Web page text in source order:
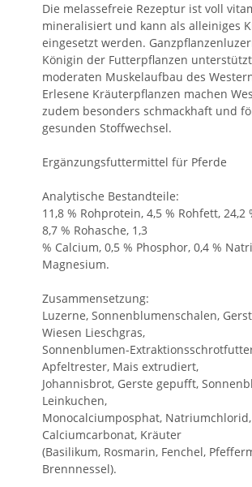
Die melassefreie Rezeptur ist voll
mineralisiert und kann als alleiniges
eingesetzt werden.
Königin der Futterpflanzen
moderaten Muskelaufbau des
Erlesene Kräuterpflanzen machen
zudem besonders schmackhaft und
gesunden Stoffwechsel.
Ergänzungsfuttermittel für Pferde
Analytische Bestandteile:
11,8 % Rohprotein, 4,5 % Rohfett, 24,2
8,7 % Rohasche, 1,3
% Calcium, 0,5 % Phosphor, 0,4 %
Magnesium.
Zusammensetzung:
Luzerne, Sonnenblumenschalen,
Wiesen Lieschgras,
Sonnenblumen-
Apfeltrester, Mais extrudiert,
Johannisbrot, Gerste gepufft,
Leinkuchen,
Monocalciumposphat, Natriumchlorid,
Calciumcarbonat, Kräuter
(Basilikum, Rosmarin, Fenchel,
Brennnessel).